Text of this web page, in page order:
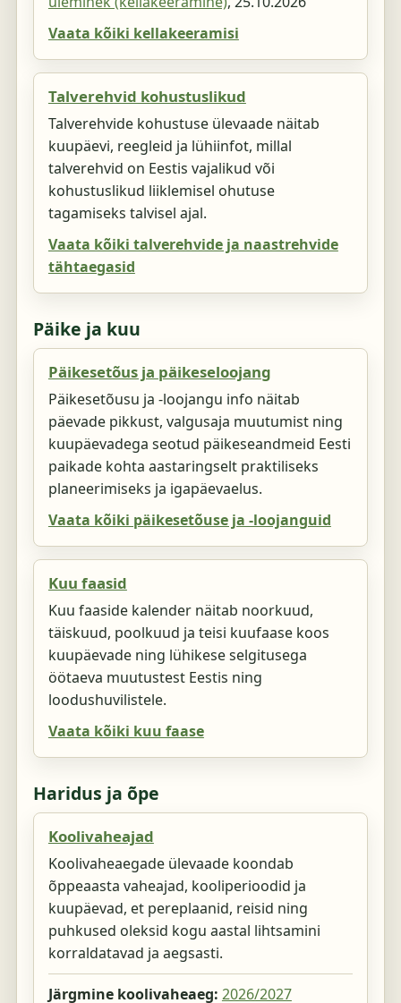
Vaata kõiki kellakeeramisi
Talverehvid kohustuslikud
Talverehvide kohustuse ülevaade näitab
kuupäevi, reegleid ja lühiinfot, millal
talverehvid on Eestis vajalikud või
kohustuslikud liiklemisel ohutuse
tagamiseks talvisel ajal.
Vaata kõiki talverehvide ja naastrehvide
tähtaegasid
Päike ja kuu
Päikesetõus ja päikeseloojang
Päikesetõusu ja -loojangu info näitab
päevade pikkust, valgusaja muutumist ning
kuupäevadega seotud päikeseandmeid Eesti
paikade kohta aastaringselt praktiliseks
planeerimiseks ja igapäevaelus.
Vaata kõiki päikesetõuse ja -loojanguid
Kuu faasid
Kuu faaside kalender näitab noorkuud,
täiskuud, poolkuud ja teisi kuufaase koos
kuupäevade ning lühikese selgitusega
öötaeva muutustest Eestis ning
loodushuvilistele.
Vaata kõiki kuu faase
Haridus ja õpe
Koolivaheajad
Koolivaheaegade ülevaade koondab
õppeaasta vaheajad, kooliperioodid ja
kuupäevad, et pereplaanid, reisid ning
puhkused oleksid kogu aastal lihtsamini
korraldatavad ja aegsasti.
Järgmine koolivaheaeg: 2026/2027